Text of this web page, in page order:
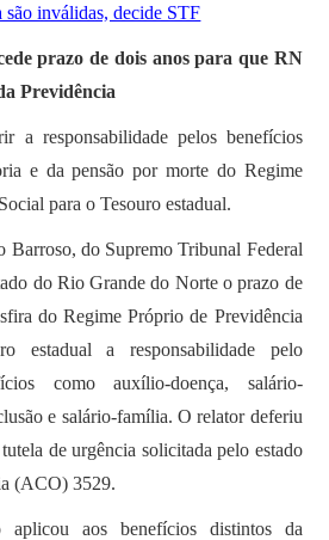
são inválidas, decide STF
prazo de dois anos para que RN
Previdência
a responsabilidade pelos benefícios
e da pensão por morte do Regime
para o Tesouro estadual.
do Supremo Tribunal Federal
do Rio Grande do Norte o prazo de
do Regime Próprio de Previdência
estadual a responsabilidade pelo
como auxílio-doença, salário-
e salário-família. O relator deferiu
de urgência solicitada pelo estado
(ACO) 3529.
aplicou aos benefícios distintos da